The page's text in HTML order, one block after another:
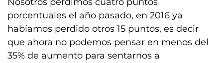
porcentuales el año pasado, en 2016 ya
habíamos perdido otros 15 puntos, es decir
que ahora no podemos pensar en menos del
35% de aumento para sentarnos a